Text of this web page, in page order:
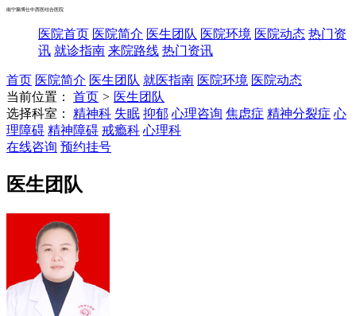
南宁脑博仕中西医结合医院
医院首页 医院简介 医生团队 医院环境 医院动态 热门资
讯 就诊指南 来院路线 热门资讯
首页 医院简介 医生团队 就医指南 医院环境 医院动态
当前位置： 首页 > 医生团队
选择科室：
精神科 失眠 抑郁 心理咨询 焦虑症 精神分裂症 心
理障碍 精神障碍 戒瘾科 心理科
在线咨询 预约挂号
医生团队